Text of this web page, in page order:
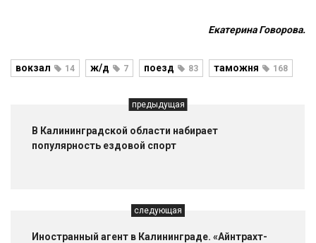
Екатерина Говорова.
вокзал 14 ж/д 7 поезд 83 таможня 168
предыдущая
В Калининградской области набирает
популярность ездовой спорт
следующая
Иностранный агент в Калининграде. «Айнтрахт-